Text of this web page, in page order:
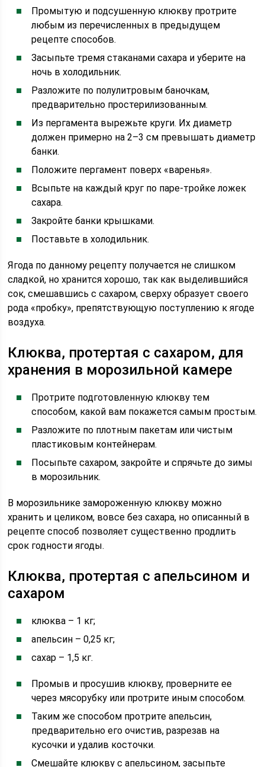
Промытую и подсушенную клюкву протрите
любым из перечисленных в предыдущем
рецепте способов.
Засыпьте тремя стаканами сахара и уберите на
ночь в холодильник.
Разложите по полулитровым баночкам,
предварительно простерилизованным.
Из пергамента вырежьте круги. Их диаметр
должен примерно на 2–3 см превышать диаметр
банки.
Положите пергамент поверх «варенья».
Всыпьте на каждый круг по паре-тройке ложек
сахара.
Закройте банки крышками.
Поставьте в холодильник.
Ягода по данному рецепту получается не слишком
сладкой, но хранится хорошо, так как выделившийся
сок, смешавшись с сахаром, сверху образует своего
рода «пробку», препятствующую поступлению к ягоде
воздуха.
Клюква, протертая с сахаром, для
хранения в морозильной камере
Протрите подготовленную клюкву тем
способом, какой вам покажется самым простым.
Разложите по плотным пакетам или чистым
пластиковым контейнерам.
Посыпьте сахаром, закройте и спрячьте до зимы
в морозильник.
В морозильнике замороженную клюкву можно
хранить и целиком, вовсе без сахара, но описанный в
рецепте способ позволяет существенно продлить
срок годности ягоды.
Клюква, протертая с апельсином и
сахаром
клюква – 1 кг;
апельсин – 0,25 кг;
сахар – 1,5 кг.
Промыв и просушив клюкву, проверните ее
через мясорубку или протрите иным способом.
Таким же способом протрите апельсин,
предварительно его очистив, разрезав на
кусочки и удалив косточки.
Смешайте клюкву с апельсином, засыпьте